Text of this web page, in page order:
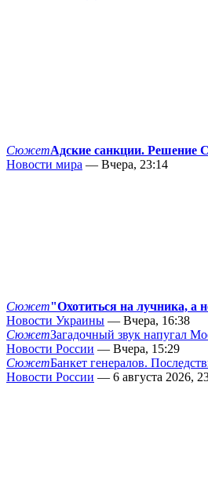
СюжетАдские санкции.
Новости мира — Вчера, 23:14
Сюжет"Охотиться на лучника, а
Новости Украины — Вчера, 16:38
СюжетЗагадочный звук напугал
Новости России — Вчера, 15:29
СюжетБанкет генералов.
Новости России — 6 августа 2026,